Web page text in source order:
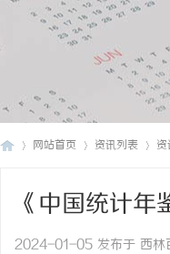
网站首页 资讯列表
《中国统计
2024-01-05 发布于 西林